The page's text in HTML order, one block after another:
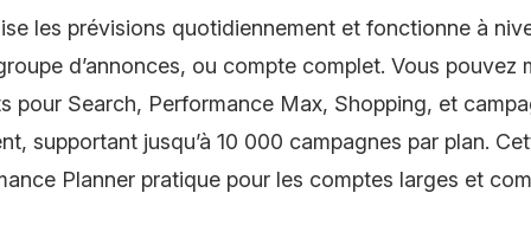
les prévisions quotidiennement et fonctionne à
d’annonces, ou compte complet. Vous pouvez
pour Search, Performance Max, Shopping, et
supportant jusqu’à 10 000 campagnes par plan.
Planner pratique pour les comptes larges et